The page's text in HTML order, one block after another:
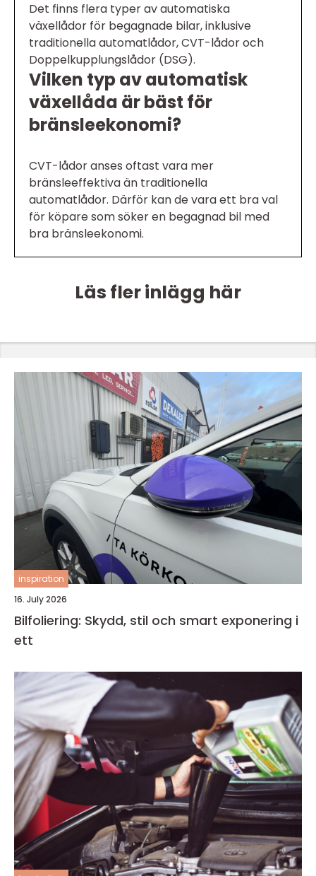
Det finns flera typer av automatiska
växellådor för begagnade bilar, inklusive
traditionella automatlådor, CVT-lådor och
Doppelkupplungslådor (DSG).
Vilken typ av automatisk
växellåda är bäst för
bränsleekonomi?
CVT-lådor anses oftast vara mer
bränsleeffektiva än traditionella
automatlådor. Därför kan de vara ett bra val
för köpare som söker en begagnad bil med
bra bränsleekonomi.
Läs fler inlägg här
inspiration
16. July 2026
Bilfoliering: Skydd, stil och smart exponering i
ett